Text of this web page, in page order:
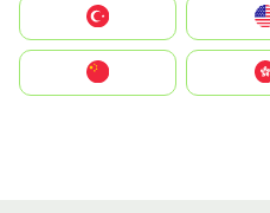
United States
中國香港特別行政區